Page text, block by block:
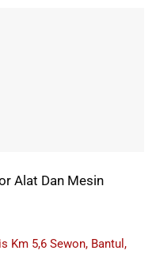
Alat Dan Mesin
Km 5,6 Sewon, Bantul,